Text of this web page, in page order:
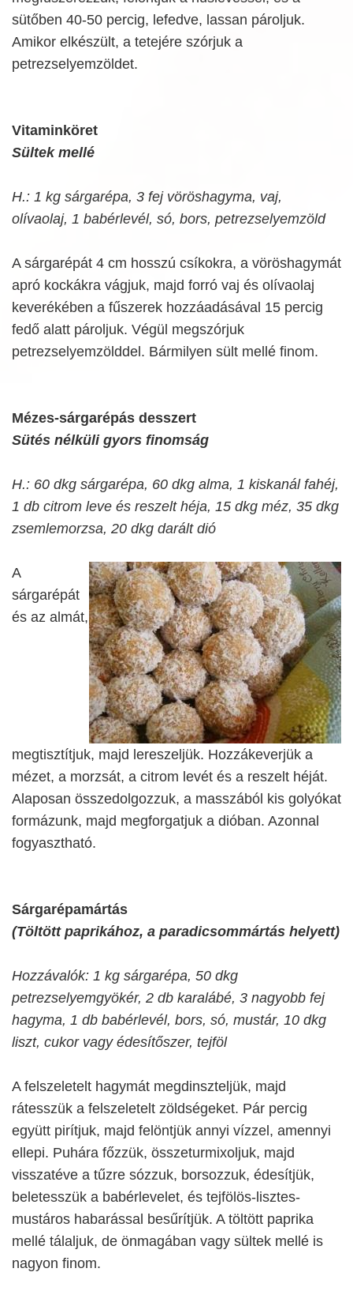
sütőben 40-50 percig, lefedve, lassan pároljuk.
Amikor elkészült, a tetejére szórjuk a
petrezselyemzöldet.
Vitaminköret
Sültek mellé
H.: 1 kg sárgarépa, 3 fej vöröshagyma, vaj,
olívaolaj, 1 babérlevél, só, bors, petrezselyemzöld
A sárgarépát 4 cm hosszú csíkokra, a vöröshagymát
apró kockákra vágjuk, majd forró vaj és olívaolaj
keverékében a fűszerek hozzáadásával 15 percig
fedő alatt pároljuk. Végül megszórjuk
petrezselyemzölddel. Bármilyen sült mellé finom.
Mézes-sárgarépás desszert
Sütés nélküli gyors finomság
H.: 60 dkg sárgarépa, 60 dkg alma, 1 kiskanál fahéj,
1 db citrom leve és reszelt héja, 15 dkg méz, 35 dkg
zsemlemorzsa, 20 dkg darált dió
A
sárgarépát
és az almát,
megtisztítjuk, majd lereszeljük. Hozzákeverjük a
mézet, a morzsát, a citrom levét és a reszelt héját.
Alaposan összedolgozzuk, a masszából kis golyókat
formázunk, majd megforgatjuk a dióban. Azonnal
fogyasztható.
Sárgarépamártás
(Töltött paprikához, a paradicsommártás helyett)
Hozzávalók: 1 kg sárgarépa, 50 dkg
petrezselyemgyökér, 2 db karalábé, 3 nagyobb fej
hagyma, 1 db babérlevél, bors, só, mustár, 10 dkg
liszt, cukor vagy édesítőszer, tejföl
A felszeletelt hagymát megdinszteljük, majd
rátesszük a felszeletelt zöldségeket. Pár percig
együtt pirítjuk, majd felöntjük annyi vízzel, amennyi
ellepi. Puhára főzzük, összeturmixoljuk, majd
visszatéve a tűzre sózzuk, borsozzuk, édesítjük,
beletesszük a babérlevelet, és tejfölös-lisztes-
mustáros habarással besűrítjük. A töltött paprika
mellé tálaljuk, de önmagában vagy sültek mellé is
nagyon finom.